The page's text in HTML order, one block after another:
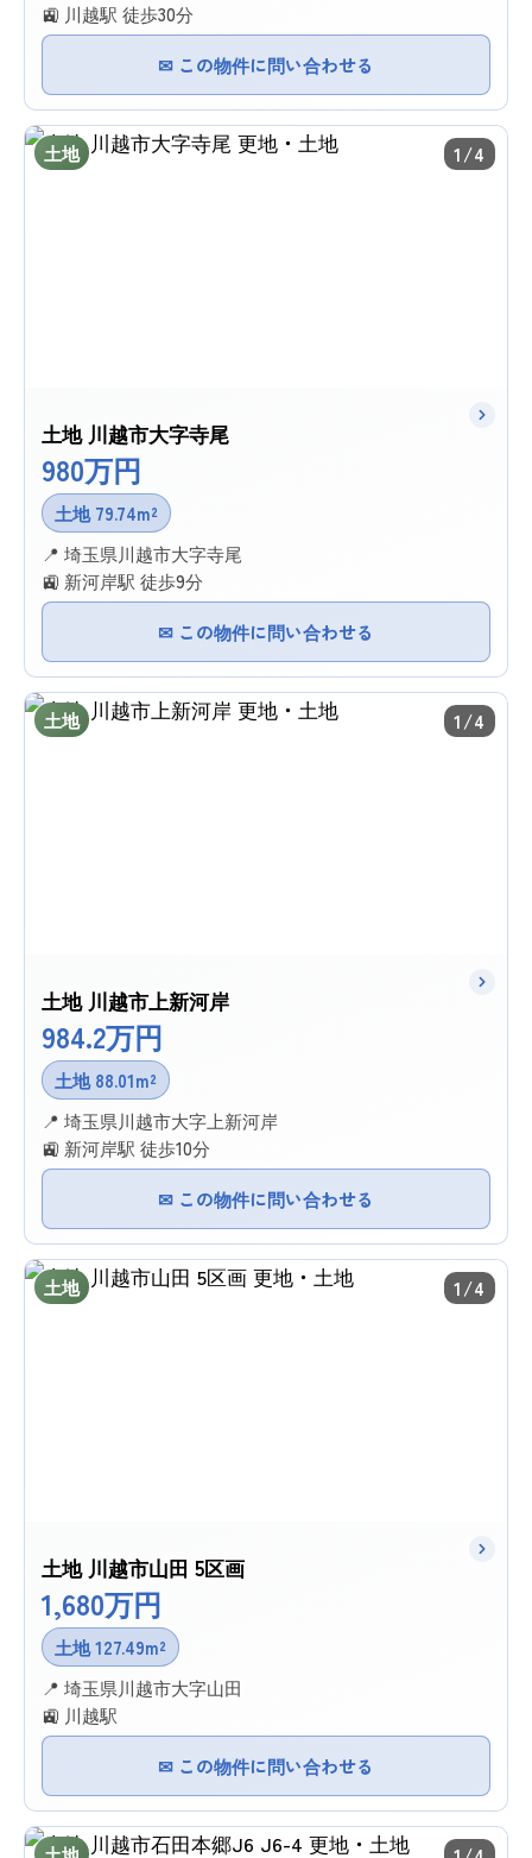
🚉 川越駅 徒歩30分
✉ この物件に問い合わせる
土地 1/4
土地 川越市大字寺尾
980万円
土地 79.74m²
📍 埼玉県川越市大字寺尾
🚉 新河岸駅 徒歩9分
✉ この物件に問い合わせる
土地 1/4
土地 川越市上新河岸
984.2万円
土地 88.01m²
📍 埼玉県川越市大字上新河岸
🚉 新河岸駅 徒歩10分
✉ この物件に問い合わせる
土地 1/4
土地 川越市山田 5区画
1,680万円
土地 127.49m²
📍 埼玉県川越市大字山田
🚉 川越駅
✉ この物件に問い合わせる